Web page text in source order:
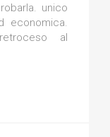
unico
economica.
al